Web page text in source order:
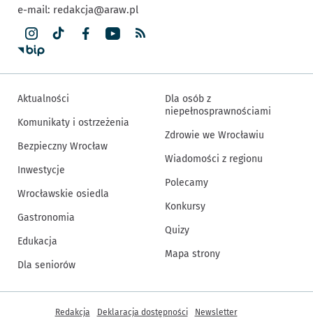
e-mail: redakcja@araw.pl
Aktualności
Komunikaty i ostrzeżenia
Bezpieczny Wrocław
Inwestycje
Wrocławskie osiedla
Gastronomia
Edukacja
Dla seniorów
Dla osób z
niepełnosprawnościami
Zdrowie we Wrocławiu
Wiadomości z regionu
Polecamy
Konkursy
Quizy
Mapa strony
Inne informacje
Redakcja Deklaracja dostępności Newsletter